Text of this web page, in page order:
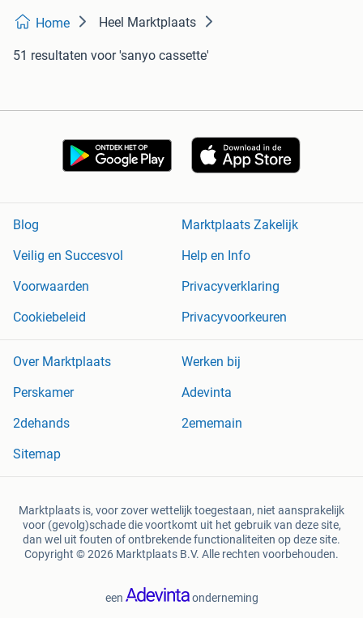
Home Heel Marktplaats
51 resultaten voor 'sanyo cassette'
Blog
Marktplaats Zakelijk
Veilig en Succesvol
Help en Info
Voorwaarden
Privacyverklaring
Cookiebeleid
Privacyvoorkeuren
Over Marktplaats
Werken bij
Perskamer
Adevinta
2dehands
2ememain
Sitemap
Marktplaats is, voor zover wettelijk toegestaan, niet aansprakelijk
voor (gevolg)schade die voortkomt uit het gebruik van deze site,
dan wel uit fouten of ontbrekende functionaliteiten op deze site.
Copyright © 2026 Marktplaats B.V. Alle rechten voorbehouden.
een onderneming